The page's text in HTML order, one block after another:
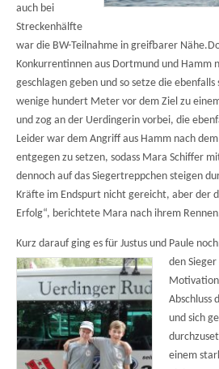
auch bei
Streckenhälfte
war die BW-Teilnahme in greifbarer
Konkurrentinnen aus Dortmund und Hamm
geschlagen geben und so setze die
wenige hundert Meter vor dem Ziel zu
und zog an der Uerdingerin vorbei, die
Leider war dem Angriff aus Hamm nach
entgegen zu setzen, sodass Mara Schiffer
dennoch auf das Siegertreppchen steigen
Kräfte im Endspurt nicht gereicht, aber der
Erfolg“, berichtete Mara nach ihrem
Kurz darauf ging es für Justus und Paule
den
Motivation
Abschluss
und sich
einem